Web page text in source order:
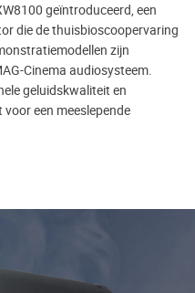
geïntroduceerd, een
die de thuisbioscoopervaring
zijn
Cinema audiosysteem.
geluidskwaliteit en
een meeslepende